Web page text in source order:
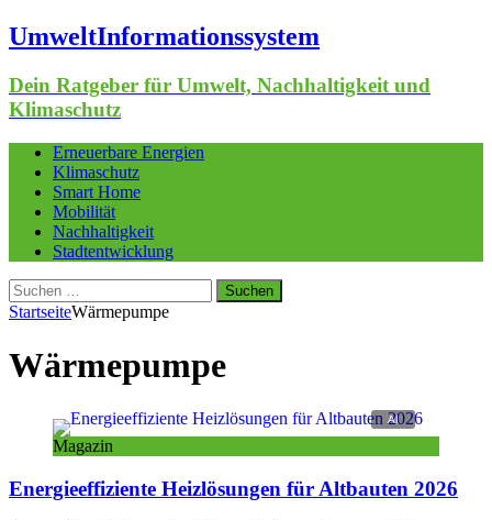
UmweltInformationssystem
Dein Ratgeber für Umwelt, Nachhaltigkeit und
Klimaschutz
Erneuerbare Energien
Klimaschutz
Smart Home
Mobilität
Nachhaltigkeit
Stadtentwicklung
Suchen
nach:
StartseiteWärmepumpe
Wärmepumpe
Magazin
Energieeffiziente Heizlösungen für Altbauten 2026